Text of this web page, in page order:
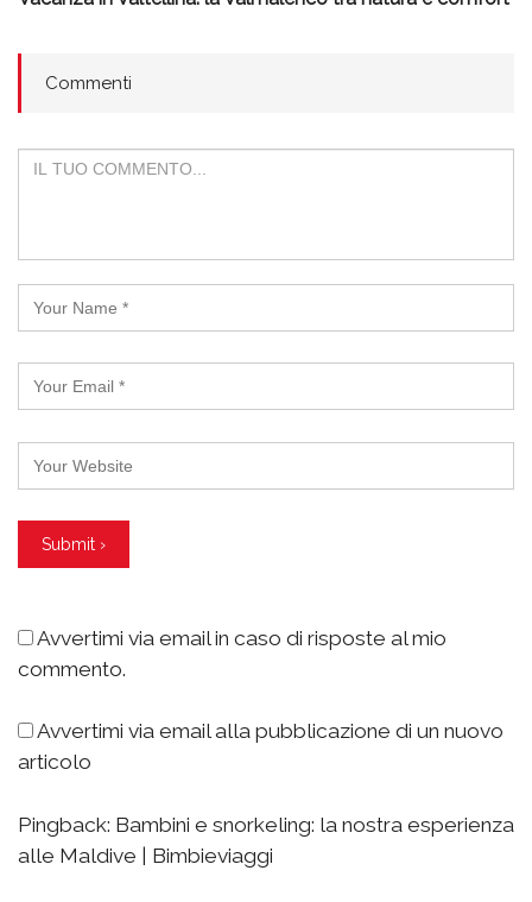
Commenti
Avvertimi via email in caso di risposte al mio
commento.
Avvertimi via email alla pubblicazione di un nuovo
articolo
Pingback: Bambini e snorkeling: la nostra esperienza
alle Maldive | Bimbieviaggi